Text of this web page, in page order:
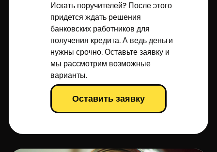
Искать поручителей? После этого
придется ждать решения
банковских работников для
получения кредита. А ведь деньги
нужны срочно. Оставьте заявку и
мы рассмотрим возможные
варианты.
Оставить заявку